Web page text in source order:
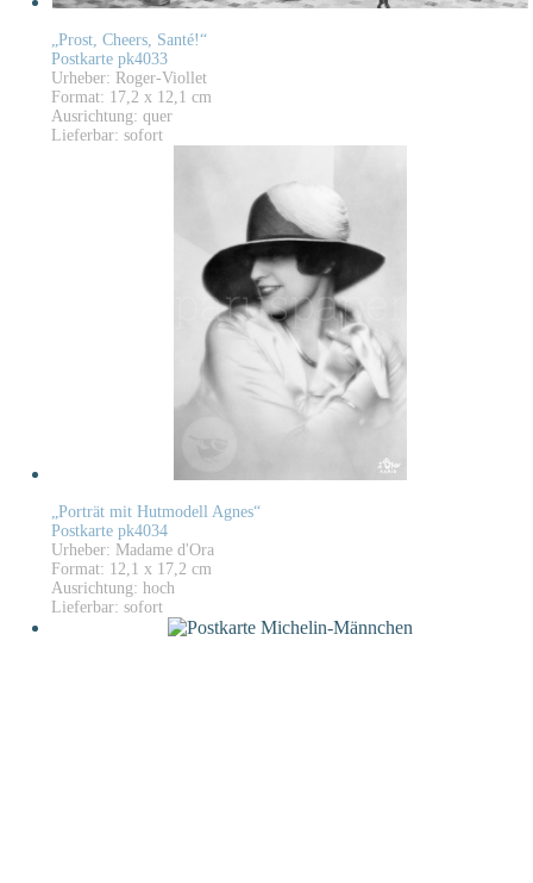
„Prost, Cheers, Santé!“
Postkarte pk4033
Urheber: Roger-Viollet
Format: 17,2 x 12,1 cm
Ausrichtung: quer
Lieferbar: sofort
„Porträt mit Hutmodell Agnes“
Postkarte pk4034
Urheber: Madame d'Ora
Format: 12,1 x 17,2 cm
Ausrichtung: hoch
Lieferbar: sofort